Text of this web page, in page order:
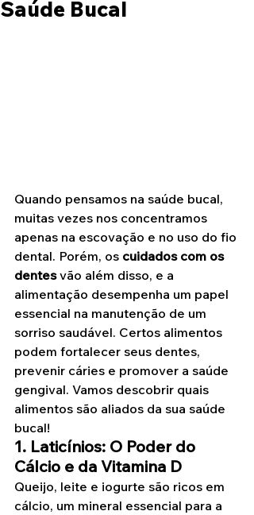
Saúde Bucal
Quando pensamos na saúde bucal,
muitas vezes nos concentramos
apenas na escovação e no uso do fio
dental. Porém, os cuidados com os
dentes vão além disso, e a
alimentação desempenha um papel
essencial na manutenção de um
sorriso saudável. Certos alimentos
podem fortalecer seus dentes,
prevenir cáries e promover a saúde
gengival. Vamos descobrir quais
alimentos são aliados da sua saúde
bucal!
1. Laticínios: O Poder do
Cálcio e da Vitamina D
Queijo, leite e iogurte são ricos em
cálcio, um mineral essencial para a